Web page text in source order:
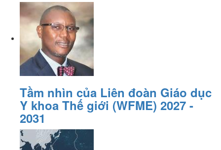
Tầm nhìn của Liên đoàn Giáo dục
Y khoa Thế giới (WFME) 2027 -
2031